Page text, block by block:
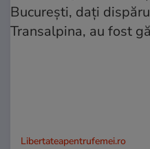
Libertateapentrufemei.ro